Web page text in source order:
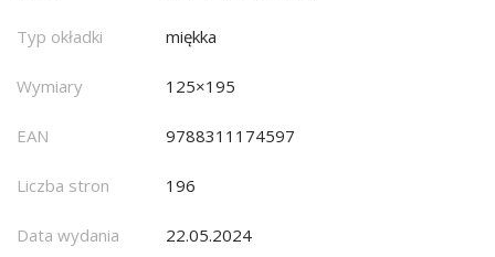
Typ okładki miękka
Wymiary 125×195
EAN 9788311174597
Liczba stron 196
Data wydania 22.05.2024